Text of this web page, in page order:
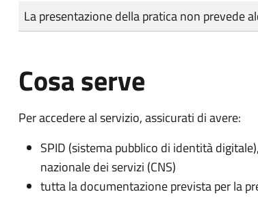
Tipo di pagamento
Importo
La presentazione della pratica non prevede
Cosa serve
Per accedere al servizio, assicurati di avere:
SPID (sistema pubblico di identità
nazionale dei servizi (CNS)
tutta la documentazione prevista per la